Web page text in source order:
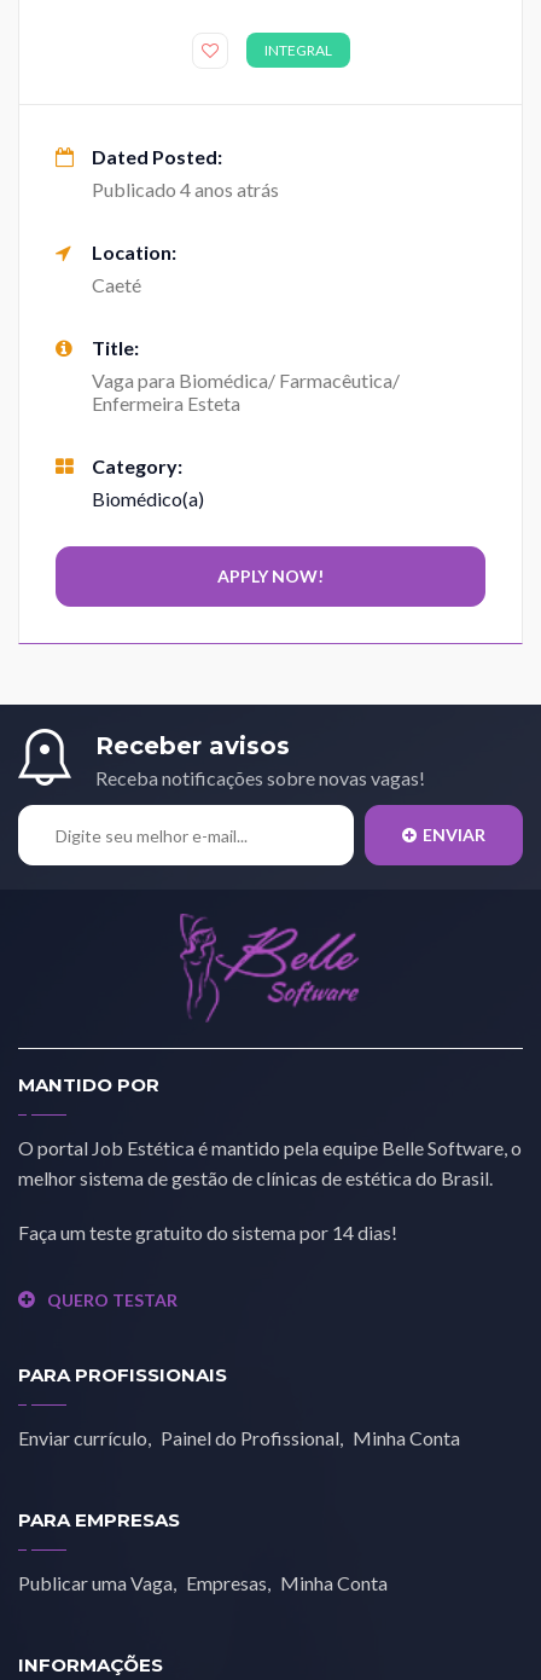
INTEGRAL
Dated Posted:
Publicado 4 anos atrás
Location:
Caeté
Title:
Vaga para Biomédica/ Farmacêutica/
Enfermeira Esteta
Category:
Biomédico(a)
Receber avisos
Receba notificações sobre novas vagas!
ENVIAR
MANTIDO POR
O portal Job Estética é mantido pela equipe Belle Software, o
melhor sistema de gestão de clínicas de estética do Brasil.
Faça um teste gratuito do sistema por 14 dias!
QUERO TESTAR
PARA PROFISSIONAIS
Enviar currículo Painel do Profissional Minha Conta
PARA EMPRESAS
Publicar uma Vaga Empresas Minha Conta
INFORMAÇÕES